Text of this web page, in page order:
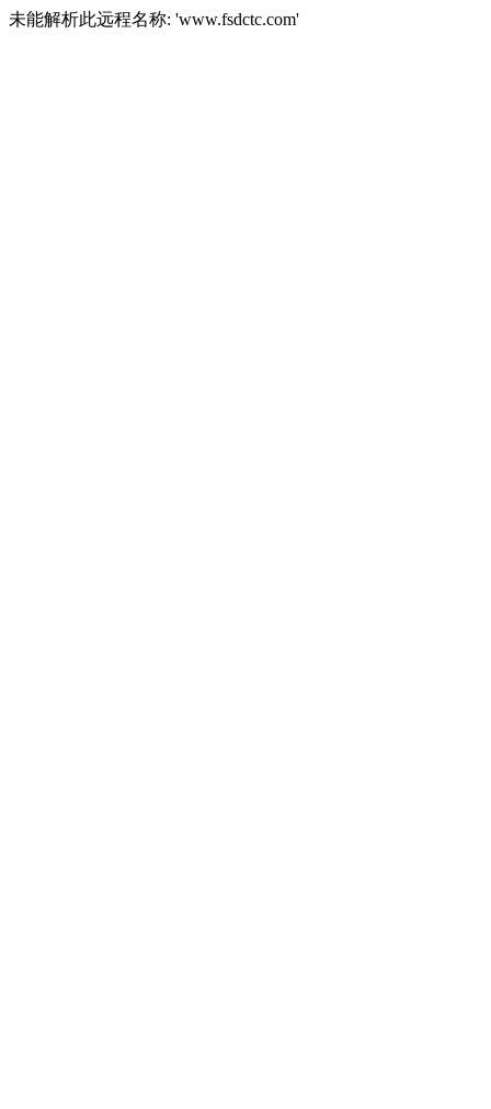
未能解析此远程名称: 'www.fsdctc.com'